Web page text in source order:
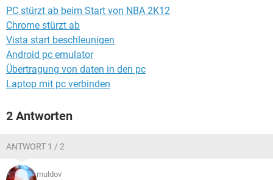
PC stürzt ab beim Start von NBA 2K12
Chrome stürzt ab
Vista start beschleunigen
Android pc emulator
Übertragung von daten in den pc
Laptop mit pc verbinden
2 Antworten
ANTWORT 1 / 2
muldov